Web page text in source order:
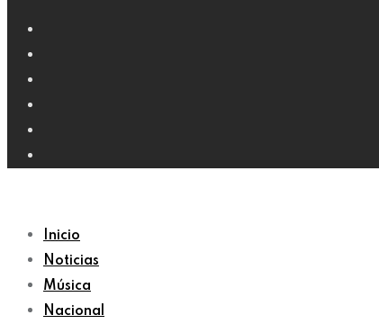
Inicio
Noticias
Música
Nacional